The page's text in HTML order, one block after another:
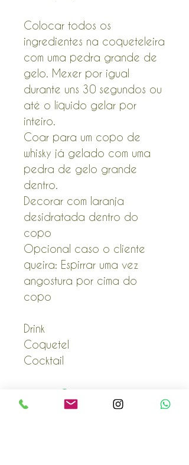
Colocar todos os
ingredientes na coqueteleira
com uma pedra grande de
gelo. Mexer por igual
durante uns 30 segundos ou
até o líquido gelar por
inteiro.
Coar para um copo de
whisky já gelado com uma
pedra de gelo grande
dentro.
Decorar com laranja
desidratada dentro do
copo
Opcional caso o cliente
queira: Espirrar uma vez
angostura por cima do
copo
Drink
Coquetel
Cocktail